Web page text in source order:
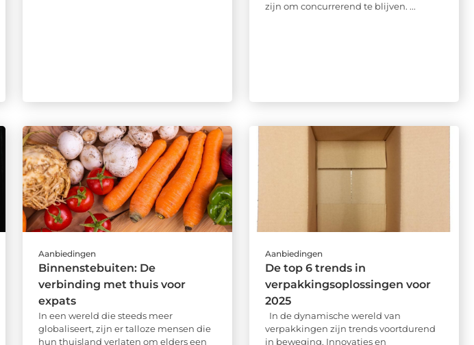
zijn om concurrerend te blijven. ...
Aanbiedingen
Binnenstebuiten: De
verbinding met thuis voor
expats
In een wereld die steeds meer
globaliseert, zijn er talloze mensen die
hun thuisland verlaten om elders een
Aanbiedingen
De top 6 trends in
verpakkingsoplossingen voor
2025
In de dynamische wereld van
verpakkingen zijn trends voortdurend
in beweging. Innovaties en